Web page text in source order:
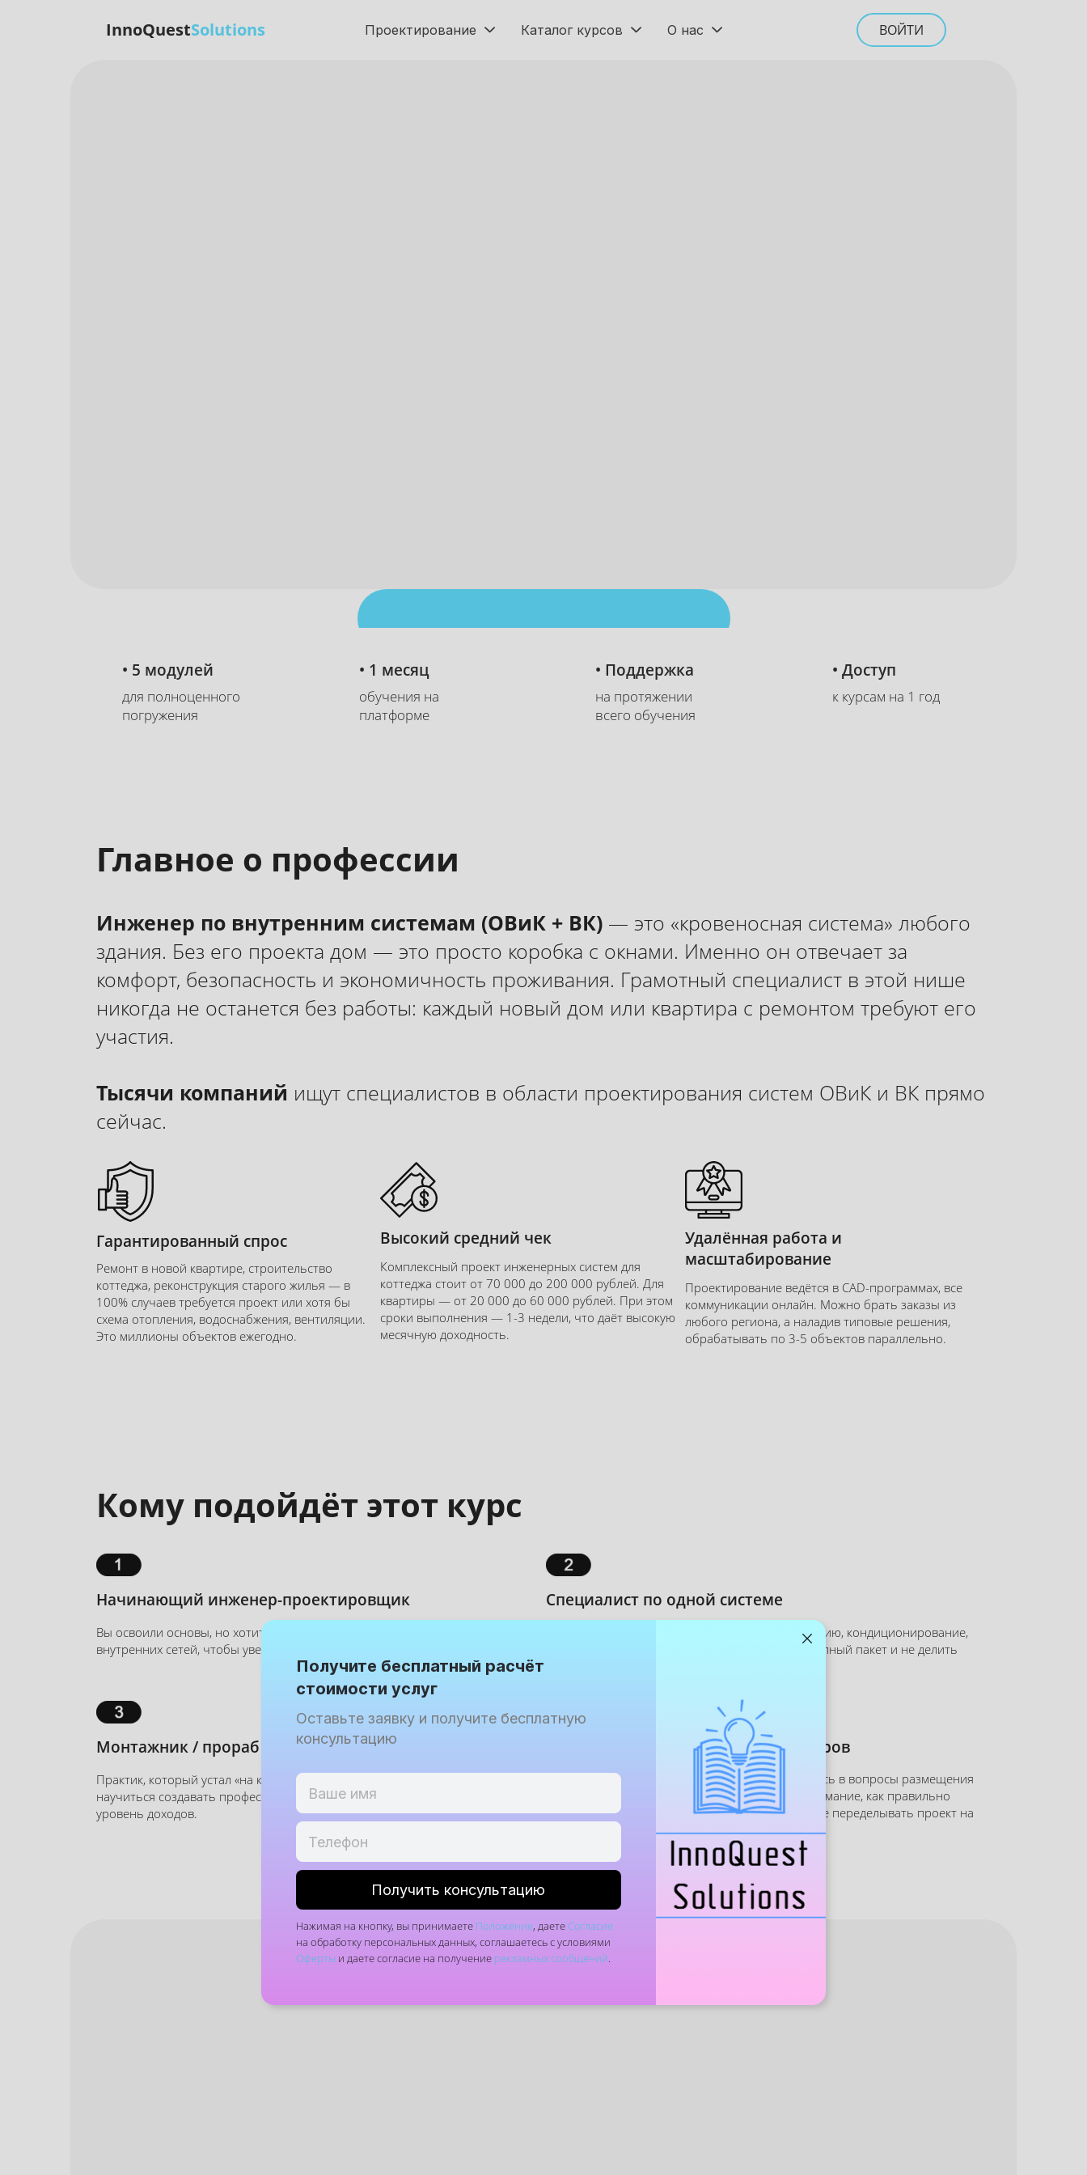
InnoQuestSolutions Проектирование Каталог курсов О нас ВОЙТИ
секунда
Скидка до 60%
ОВиК
водоснабжение
Практический курс по проектированию всех внутренних
инженерных сетей для жилых объектов: отопление,
вентиляция, кондиционирование, холодное и горячее
водоснабжение, канализация. Вы научитесь разрабатывать
• 5 модулей
для полноценного
погружения
• 1 месяц
обучения на
платформе
• Поддержка
на протяжении
всего обучения
• Доступ
к курсам на 1 год
Главное о профессии
Инженер по внутренним системам (ОВиК + ВК) — это «кровеносная система» любого
здания. Без его проекта дом — это просто коробка с окнами. Именно он отвечает за
комфорт, безопасность и экономичность проживания. Грамотный специалист в этой нише
никогда не останется без работы: каждый новый дом или квартира с ремонтом требуют его
участия.
Тысячи компаний ищут специалистов в области проектирования систем ОВиК и ВК прямо
сейчас.
Гарантированный спрос
Ремонт в новой квартире, строительство
коттеджа, реконструкция старого жилья — в
100% случаев требуется проект или хотя бы
схема отопления, водоснабжения, вентиляции.
Это миллионы объектов ежегодно.
Высокий средний чек
Комплексный проект инженерных систем для
коттеджа стоит от 70 000 до 200 000 рублей. Для
квартиры — от 20 000 до 60 000 рублей. При этом
сроки выполнения — 1-3 недели, что даёт высокую
месячную доходность.
Удалённая работа и
масштабирование
Проектирование ведётся в CAD-программах, все
коммуникации онлайн. Можно брать заказы из
любого региона, а наладив типовые решения,
обрабатывать по 3-5 объектов параллельно.
Кому подойдёт этот курс
Начинающий инженер-проектировщик
Вы освоили основы, но хотите системно изучить всё, что касается
внутренних сетей, чтобы уверенно брать комплексные заказы.
Специалист по одной системе
Вы хотите расширить компетенции на вентиляцию, кондиционирование,
водоснабжение, чтобы предлагать заказчику полный пакет и не делить
Монтажник / прораб
Практик, который устал «на коленке» рисовать схемы для бригад и хочет
научиться создавать профессиональные проекты, чтобы выйти на новый
уровень доходов.
Архитектор или дизайнер интерьеров
Вы делаете планировки, но постоянно упираетесь в вопросы размещения
инженерного оборудования. Курс даст вам понимание, как правильно
закладывать ниши, стояки, вентканалы, чтобы не переделывать проект на
Получите бесплатный расчёт
стоимости услуг
Оставьте заявку и получите бесплатную
консультацию
Получить консультацию
Нажимая на кнопку, вы принимаете Положение, даете Согласие
на обработку персональных данных, соглашаетесь с условиями
Оферты и даете согласие на получение рекламных сообщений.